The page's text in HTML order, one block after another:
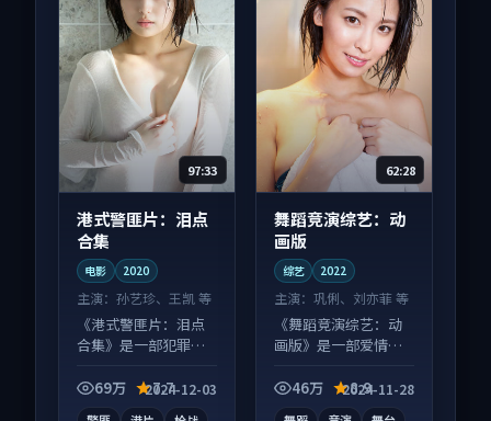
97:33
港式警匪片：泪点
合集
电影 2020
主演： 孙艺珍、王凯 等
《港式警匪片：泪点
合集》是一部犯罪向
在线，配乐与镜头配
69万 7.7
2024-12-03
62:28
舞蹈竞演综艺：动
画版
综艺 2022
主演：巩俐、刘亦菲 等
《舞蹈竞演综艺：动
画版》是一部爱情向
别错过，字幕区常有
46万 8.9
2024-11-28